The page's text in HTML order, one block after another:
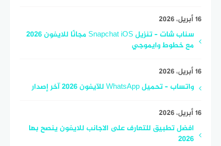
16 أبريل، 2026
سناب شات – تنزيل Snapchat iOS مجانًا للايفون 2026
مع خطوط وايموجي
16 أبريل، 2026
واتساب – تحميل WhatsApp للآيفون 2026 آخر إصدار
16 أبريل، 2026
افضل تطبيق للتعارف على الاجانب للايفون ينصح بها
2026